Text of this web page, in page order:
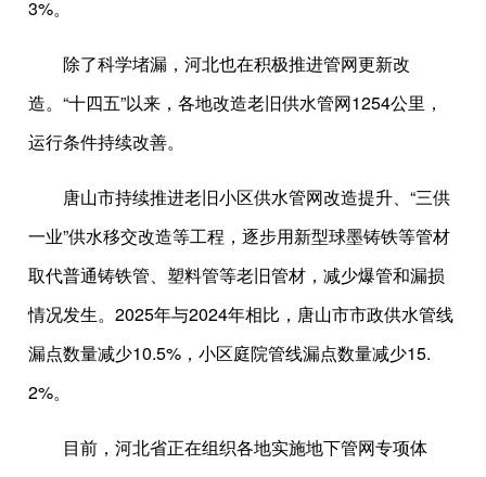
3%。
除了科学堵漏，河北也在积极推进管网更新改
造。“十四五”以来，各地改造老旧供水管网1254公里，
运行条件持续改善。
唐山市持续推进老旧小区供水管网改造提升、“三供
一业”供水移交改造等工程，逐步用新型球墨铸铁等管材
取代普通铸铁管、塑料管等老旧管材，减少爆管和漏损
情况发生。2025年与2024年相比，唐山市市政供水管线
漏点数量减少10.5%，小区庭院管线漏点数量减少15.
2%。
目前，河北省正在组织各地实施地下管网专项体